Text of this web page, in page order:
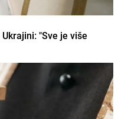
"Sve je više